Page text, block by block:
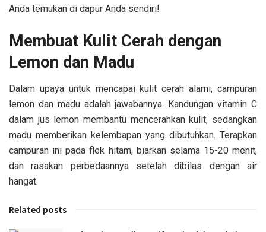
Anda temukan di dapur Anda sendiri!
Membuat Kulit Cerah dengan
Lemon dan Madu
Dalam upaya untuk mencapai kulit cerah alami, campuran
lemon dan madu adalah jawabannya. Kandungan vitamin C
dalam jus lemon membantu mencerahkan kulit, sedangkan
madu memberikan kelembapan yang dibutuhkan. Terapkan
campuran ini pada flek hitam, biarkan selama 15-20 menit,
dan rasakan perbedaannya setelah dibilas dengan air
hangat.
Related posts